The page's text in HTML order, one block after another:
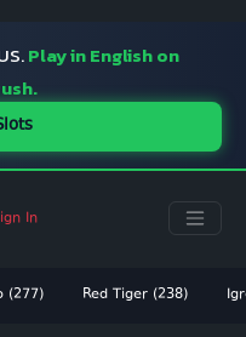
Play in English on
In
(277) Red Tiger (238)